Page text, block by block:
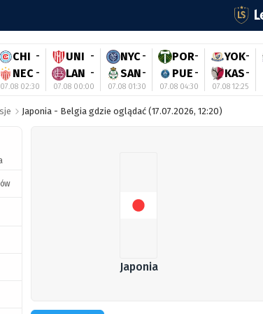
CHI -
NEC -
07.08 02:30
UNI -
LAN -
07.08 00:00
NYC-
SAN-
07.08 01:30
POR-
PUE -
07.08 04:30
YOK-
KAS-
07.08 12:25
Japonia - Belgia gdzie oglądać (17.07.2026, 12:20)
Japonia